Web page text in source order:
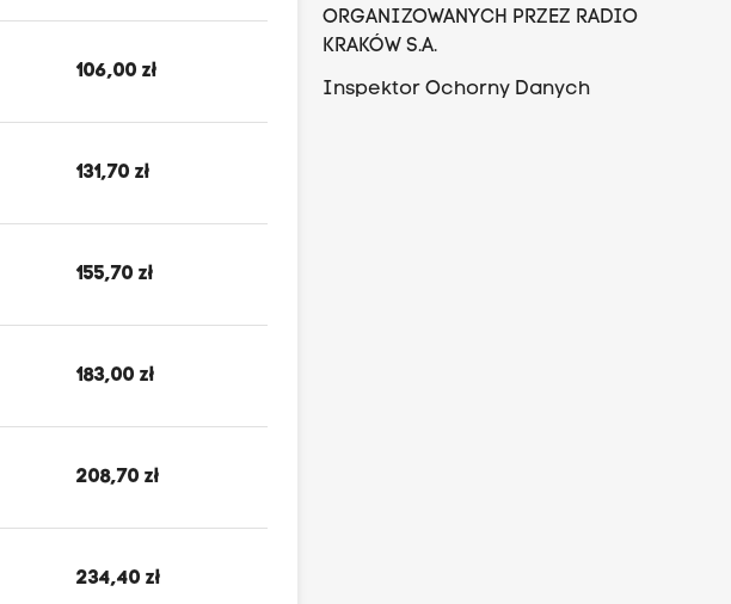
106,00 zł
131,70 zł
155,70 zł
183,00 zł
208,70 zł
234,40 zł
ORGANIZOWANYCH PRZEZ RADIO
KRAKÓW S.A.
Inspektor Ochorny Danych